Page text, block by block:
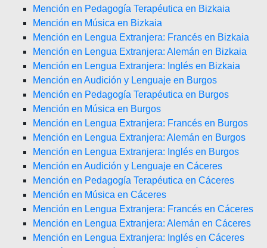
Mención en Pedagogía Terapéutica en Bizkaia
Mención en Música en Bizkaia
Mención en Lengua Extranjera: Francés en Bizkaia
Mención en Lengua Extranjera: Alemán en Bizkaia
Mención en Lengua Extranjera: Inglés en Bizkaia
Mención en Audición y Lenguaje en Burgos
Mención en Pedagogía Terapéutica en Burgos
Mención en Música en Burgos
Mención en Lengua Extranjera: Francés en Burgos
Mención en Lengua Extranjera: Alemán en Burgos
Mención en Lengua Extranjera: Inglés en Burgos
Mención en Audición y Lenguaje en Cáceres
Mención en Pedagogía Terapéutica en Cáceres
Mención en Música en Cáceres
Mención en Lengua Extranjera: Francés en Cáceres
Mención en Lengua Extranjera: Alemán en Cáceres
Mención en Lengua Extranjera: Inglés en Cáceres